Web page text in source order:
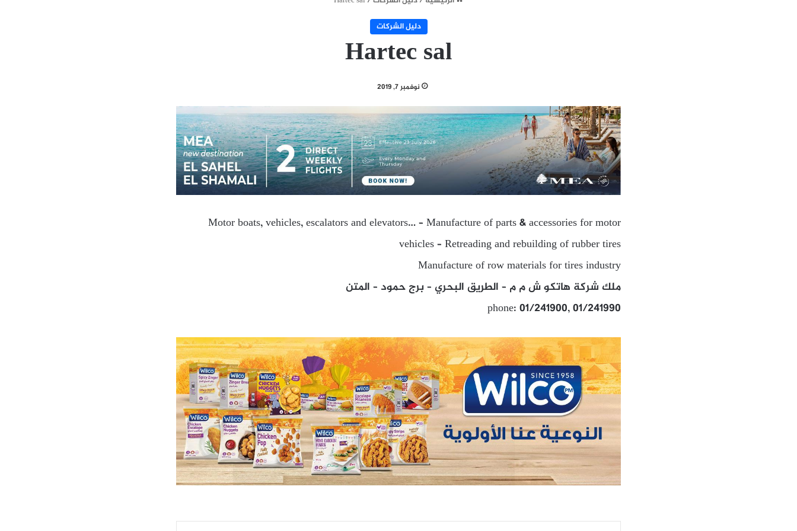
دليل الشركات
Hartec sal
نوفمبر 7, 2019
Motor boats, vehicles, escalators and elevators… – Manufacture of parts & accessories for motor
vehicles – Retreading and rebuilding of rubber tires
Manufacture of row materials for tires industry
ملك شركة هاتكو ش م م – الطريق البحري – برج حمود – المتن
phone: 01/241900, 01/241990